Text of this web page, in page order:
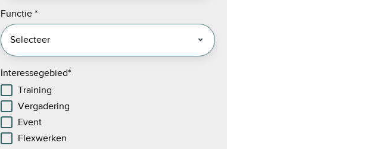
Functie *
Interessegebied*
Training
Vergadering
Event
Flexwerken